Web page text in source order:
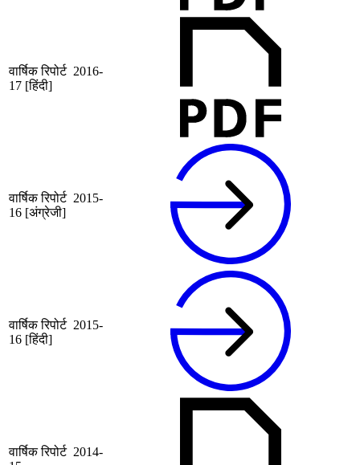
वार्षिक रिपोर्ट 2016-
17 [हिंदी]
वार्षिक रिपोर्ट 2015-
16 [अंग्रेजी]
वार्षिक रिपोर्ट 2015-
16 [हिंदी]
वार्षिक रिपोर्ट 2014-